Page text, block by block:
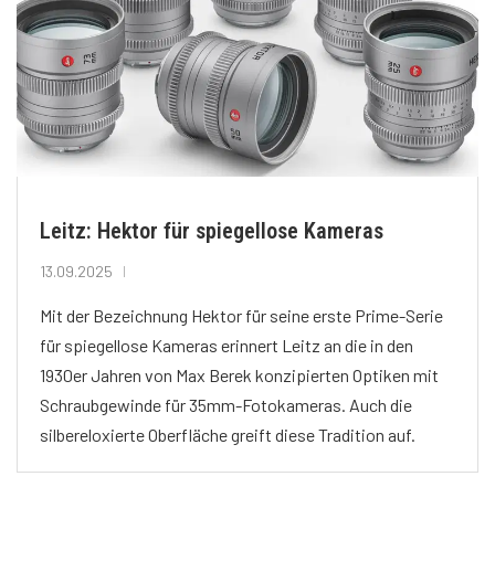
Leitz: Hektor für spiegellose Kameras
13.09.2025
Mit der Bezeichnung Hektor für seine erste Prime-Serie
für spiegellose Kameras erinnert Leitz an die in den
1930er Jahren von Max Berek konzipierten Optiken mit
Schraubgewinde für 35mm-Fotokameras. Auch die
silbereloxierte Oberfläche greift diese Tradition auf.